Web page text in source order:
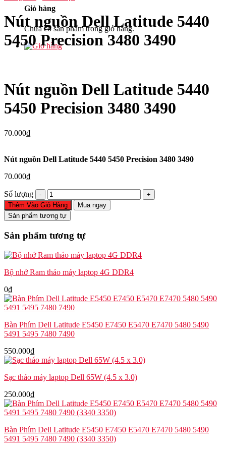
Giỏ hàng
Chưa có sản phẩm trong giỏ hàng.
Nút nguồn Dell Latitude 5440
5450 Precision 3480 3490
Nút nguồn Dell Latitude 5440
5450 Precision 3480 3490
70.000₫
Nút nguồn Dell Latitude 5440 5450 Precision 3480 3490
70.000₫
Số lượng
Nút
nguồn
Dell
Latitude
5450
3480
số
Thêm Vào Giỏ Hàng
Mua ngay
Sản phẩm tương tự
Sản phẩm tương tự
Bộ nhớ Ram tháo máy laptop 4G DDR4
0₫
Bàn Phím Dell Latitude E5450 E7450 E5470 E7470 5480 5490
5491 5495 7480 7490
550.000₫
Sạc tháo máy laptop Dell 65W (4.5 x 3.0)
250.000₫
Bàn Phím Dell Latitude E5450 E7450 E5470 E7470 5480 5490
5491 5495 7480 7490 (3340 3350)